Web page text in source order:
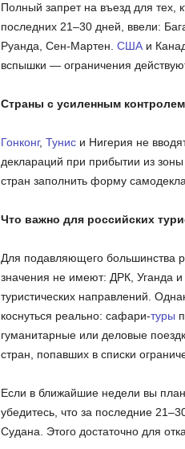
Полный запрет на въезд для
последних 21–30 дней, ввели:
Руанда, Сен-Мартен. СШАи
вспышки — ограничения
Страны с усиленным контролем
Гонконг, Туниси Нигерия не
деклараций при прибытии из зоны
стран заполнить форму
Что важно для российских
Для подавляющего большинства
значения не имеют: ДРК, Уганда
туристических направлений.
коснуться реально: сафари-туры
гуманитарные или деловые
стран, попавших в списки
Если в ближайшие недели вы
убедитесь, что за последние
Судана. Этого достаточно для